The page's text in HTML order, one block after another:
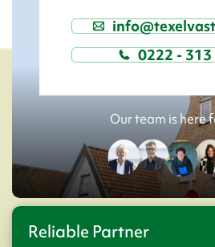
0222 - 313
Our team is here
Reliable Partner